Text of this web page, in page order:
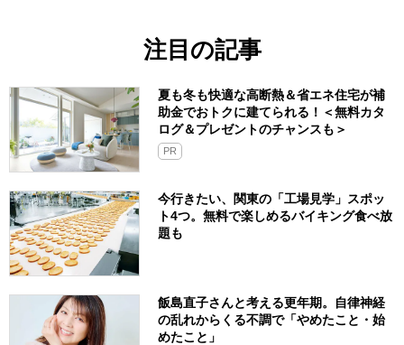
注目の記事
夏も冬も快適な高断熱＆省エネ住宅が補
助金でおトクに建てられる！＜無料カタ
ログ＆プレゼントのチャンスも＞
PR
今行きたい、関東の「工場見学」スポッ
ト4つ。無料で楽しめるバイキング食べ放
題も
飯島直子さんと考える更年期。自律神経
の乱れからくる不調で「やめたこと・始
めたこと」